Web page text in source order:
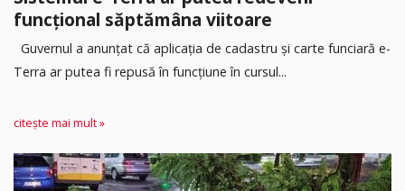
funcțional săptămâna viitoare
Guvernul a anunțat că aplicația de cadastru și carte funciară e-
Terra ar putea fi repusă în funcțiune în cursul...
citește mai mult »